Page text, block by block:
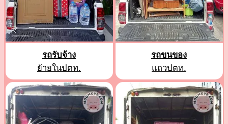
รถรับจ้าง
ย้ายในปตท.
รถขนของ
แถวปตท.